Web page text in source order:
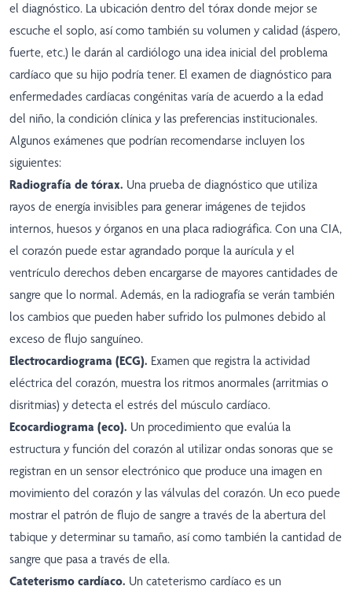
el diagnóstico. La ubicación dentro del tórax donde mejor se
escuche el soplo, así como también su volumen y calidad (áspero,
fuerte, etc.) le darán al cardiólogo una idea inicial del problema
cardíaco que su hijo podría tener. El examen de diagnóstico para
enfermedades cardíacas congénitas varía de acuerdo a la edad
del niño, la condición clínica y las preferencias institucionales.
Algunos exámenes que podrían recomendarse incluyen los
siguientes:
Radiografía de tórax. Una prueba de diagnóstico que utiliza
rayos de energía invisibles para generar imágenes de tejidos
internos, huesos y órganos en una placa radiográfica. Con una CIA,
el corazón puede estar agrandado porque la aurícula y el
ventrículo derechos deben encargarse de mayores cantidades de
sangre que lo normal. Además, en la radiografía se verán también
los cambios que pueden haber sufrido los pulmones debido al
exceso de flujo sanguíneo.
Electrocardiograma (ECG). Examen que registra la actividad
eléctrica del corazón, muestra los ritmos anormales (arritmias o
disritmias) y detecta el estrés del músculo cardíaco.
Ecocardiograma (eco). Un procedimiento que evalúa la
estructura y función del corazón al utilizar ondas sonoras que se
registran en un sensor electrónico que produce una imagen en
movimiento del corazón y las válvulas del corazón. Un eco puede
mostrar el patrón de flujo de sangre a través de la abertura del
tabique y determinar su tamaño, así como también la cantidad de
sangre que pasa a través de ella.
Cateterismo cardíaco. Un cateterismo cardíaco es un